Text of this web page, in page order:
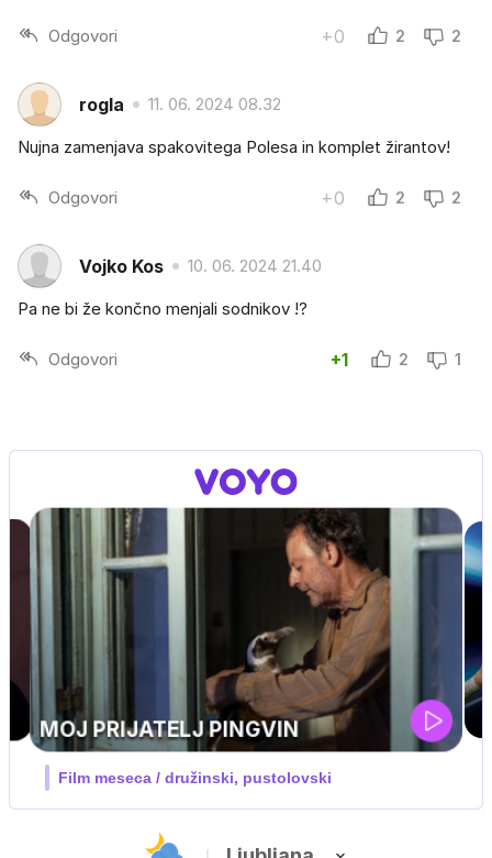
Odgovori +0 2 2
rogla 11. 06. 2024 08.32
Nujna zamenjava spakovitega Polesa in komplet žirantov!
Odgovori +0 2 2
Vojko Kos 10. 06. 2024 21.40
Pa ne bi že končno menjali sodnikov !?
Odgovori +1 2 1
UEFA SUPERPOKAL
V živo na VOYO: sreda ob 20.30